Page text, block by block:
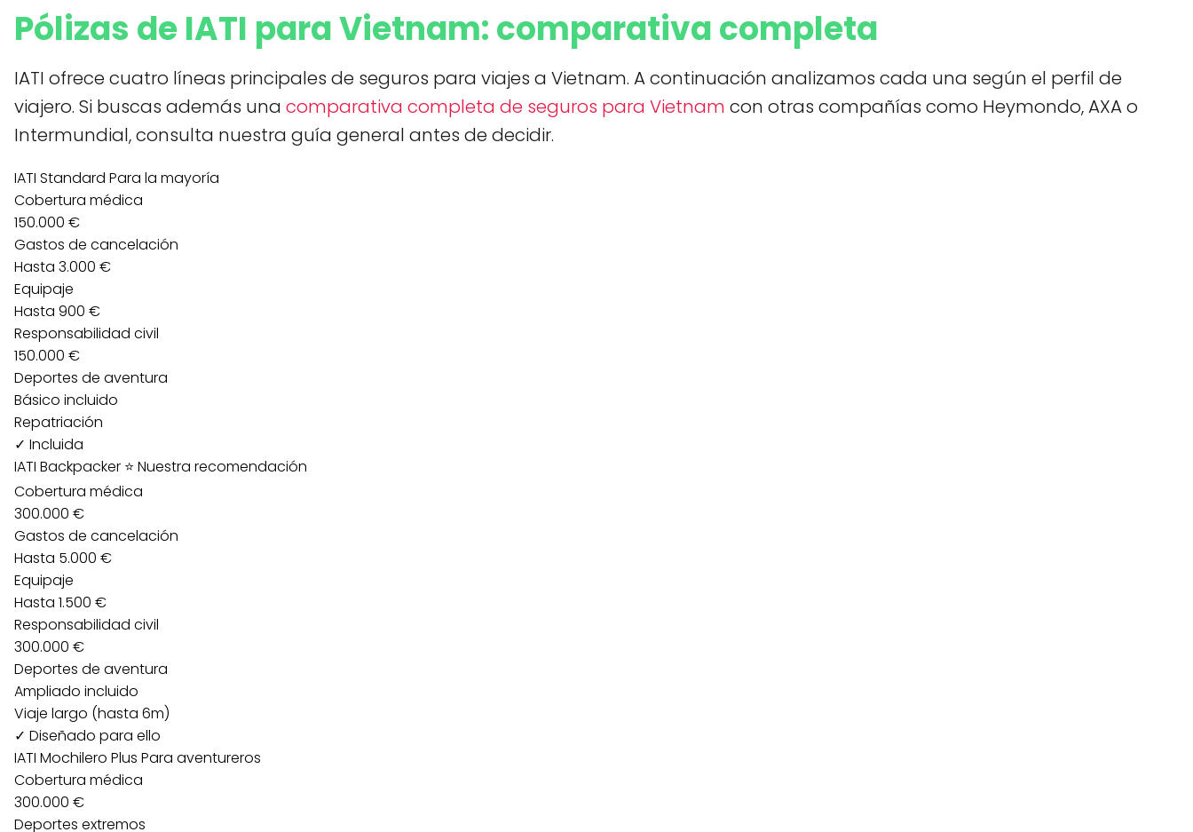
Pólizas de IATI para Vietnam: comparativa completa
IATI ofrece cuatro líneas principales de seguros para viajes a Vietnam. A continuación analizamos cada una según el perfil de
viajero. Si buscas además una comparativa completa de seguros para Vietnam con otras compañías como Heymondo, AXA o
Intermundial, consulta nuestra guía general antes de decidir.
IATI Standard Para la mayoría
Cobertura médica
150.000 €
Gastos de cancelación
Hasta 3.000 €
Equipaje
Hasta 900 €
Responsabilidad civil
150.000 €
Deportes de aventura
Básico incluido
Repatriación
✓ Incluida
IATI Backpacker ⭐ Nuestra recomendación
Cobertura médica
300.000 €
Gastos de cancelación
Hasta 5.000 €
Equipaje
Hasta 1.500 €
Responsabilidad civil
300.000 €
Deportes de aventura
Ampliado incluido
Viaje largo (hasta 6m)
✓ Diseñado para ello
IATI Mochilero Plus Para aventureros
Cobertura médica
300.000 €
Deportes extremos